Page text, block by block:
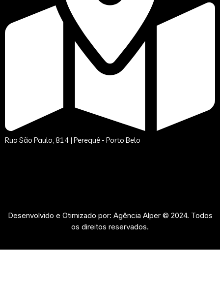
Rua São Paulo, 814 | Perequê - Porto Belo
Desenvolvido e Otimizado por: Agência Alper © 2024. Todos
os direitos reservados.